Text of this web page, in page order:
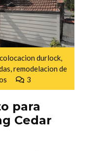
colocacion durlock
remodelacion de
3
para
Cedar